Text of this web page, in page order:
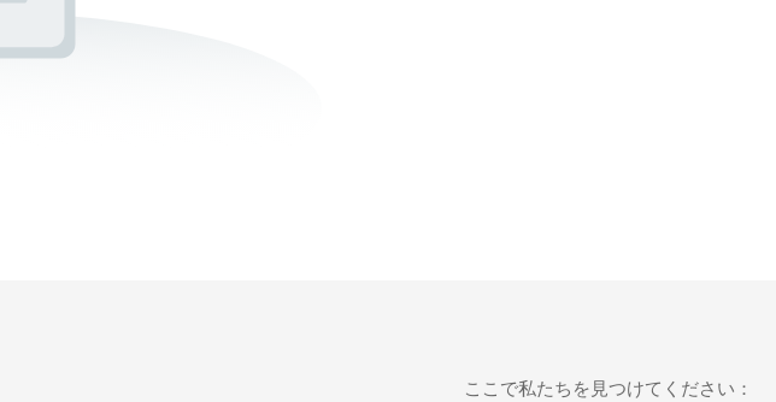
ここで私たちを見つけてください：